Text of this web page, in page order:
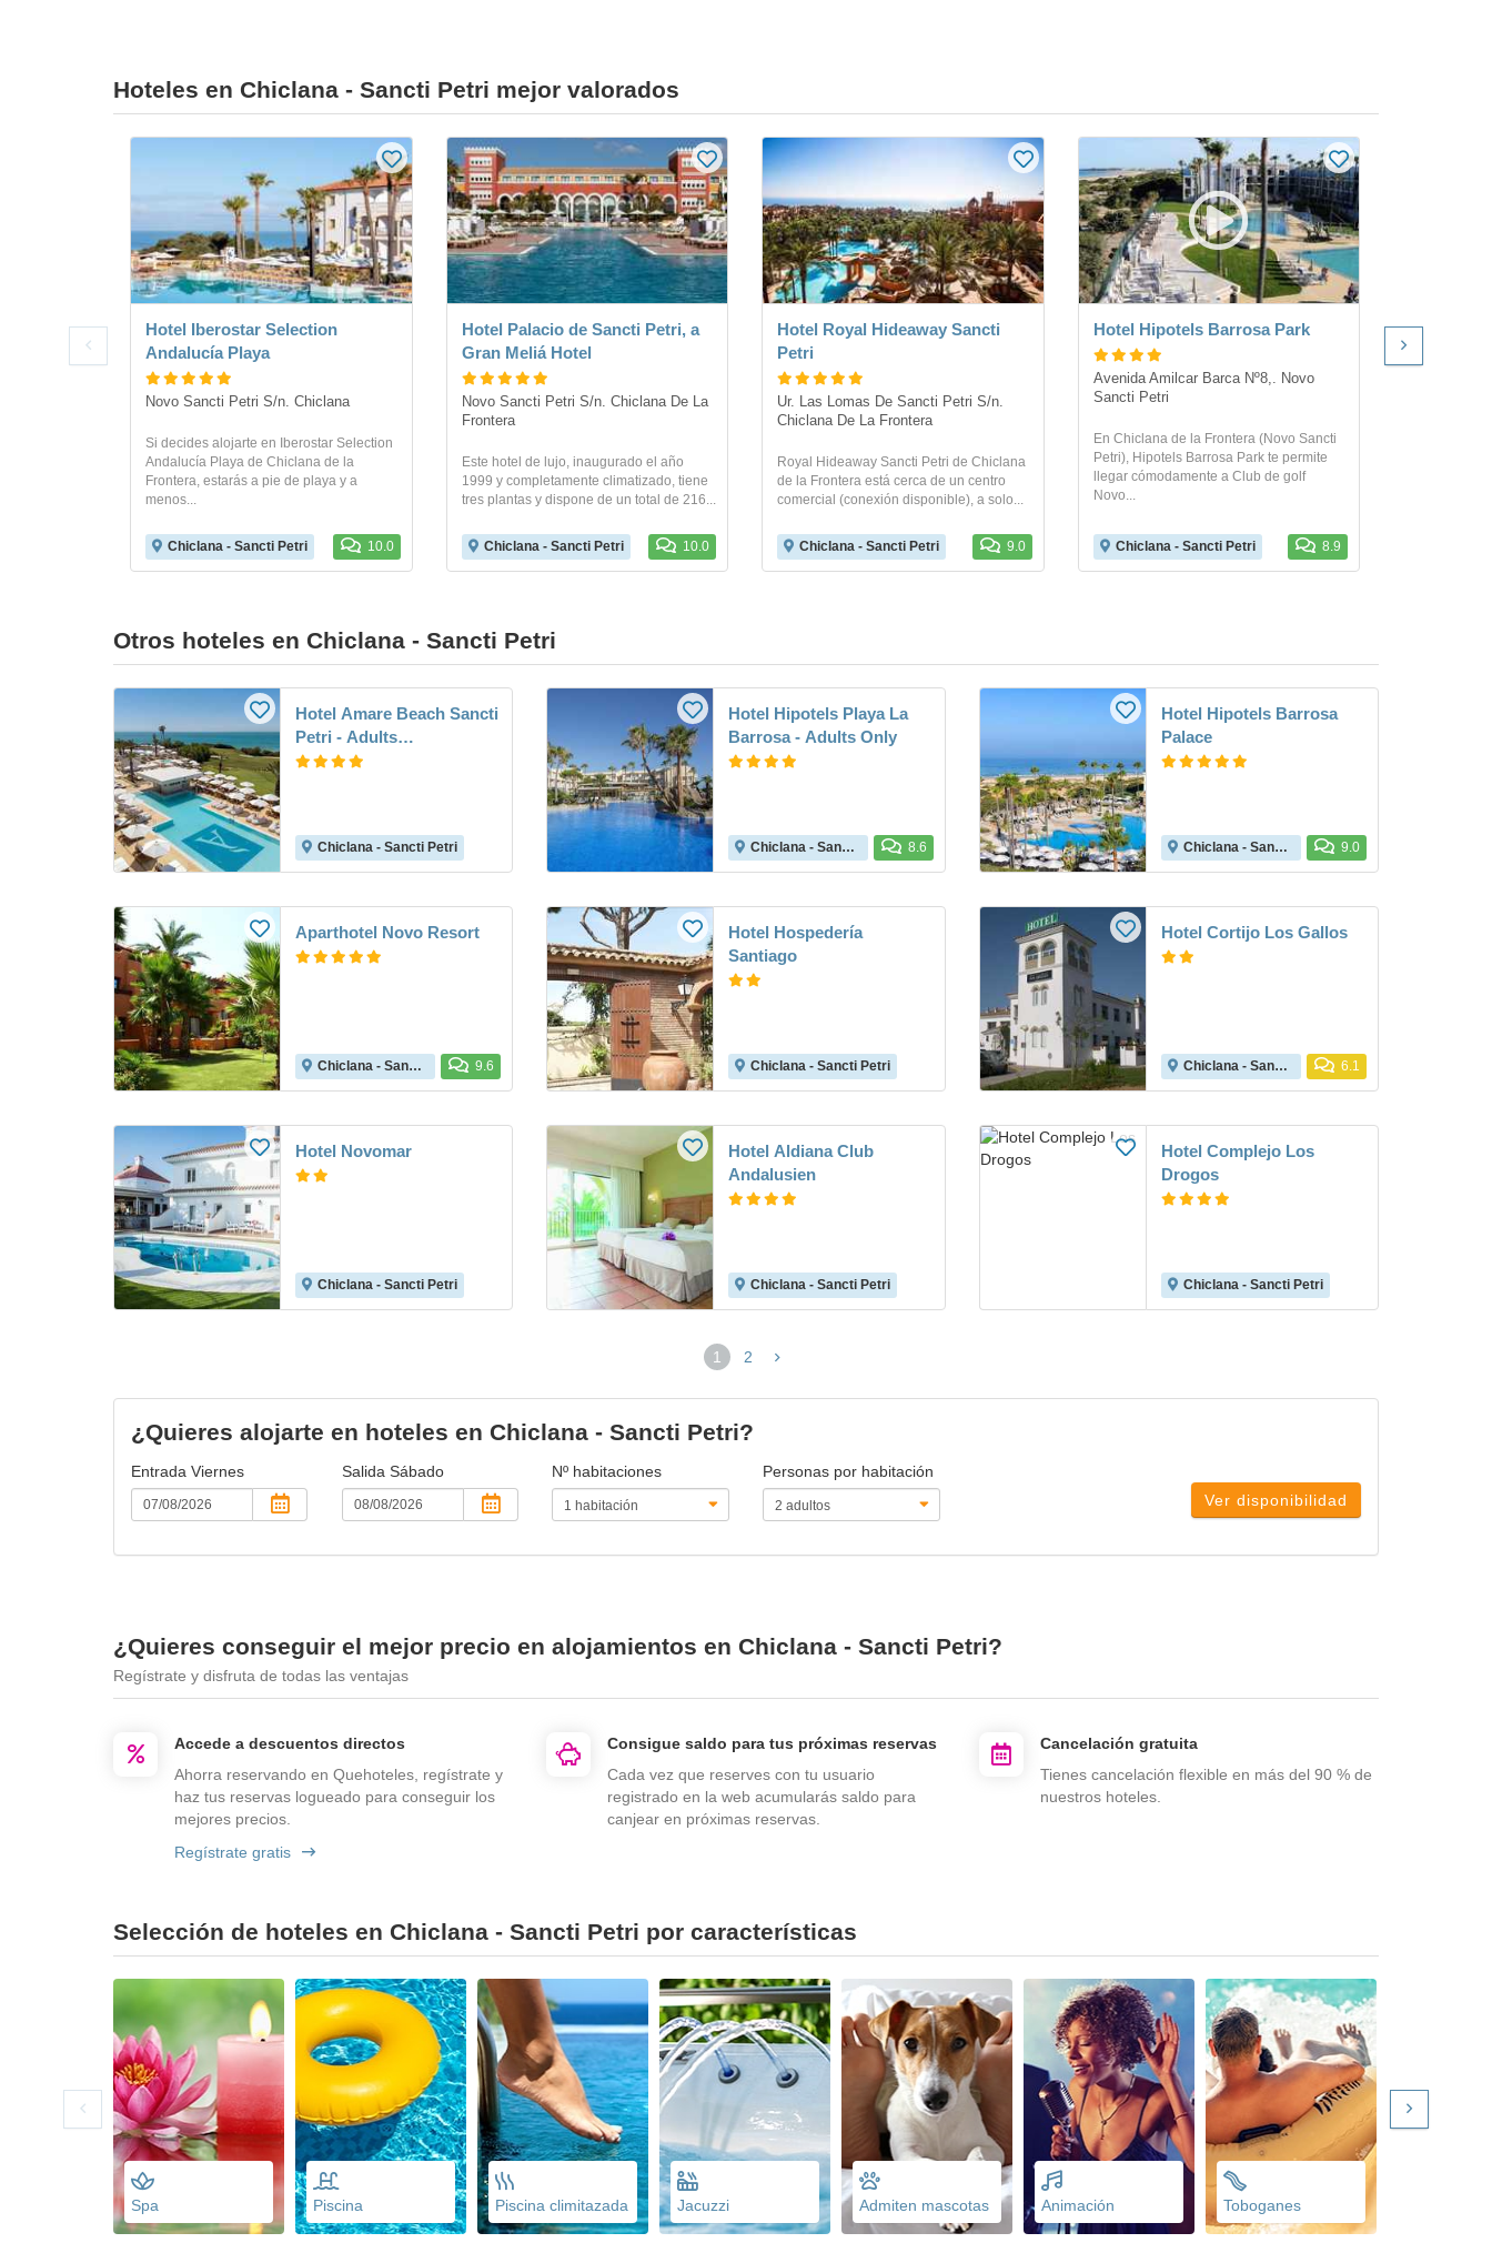
Hoteles en Chiclana - Sancti Petri mejor valorados
Hotel Iberostar Selection
Andalucía Playa
Novo Sancti Petri S/n. Chiclana
Si decides alojarte en Iberostar Selection
Andalucía Playa de Chiclana de la
Frontera, estarás a pie de playa y a
menos...
Chiclana - Sancti Petri 10.0
Hotel Palacio de Sancti Petri, a
Gran Meliá Hotel
Novo Sancti Petri S/n. Chiclana De La
Frontera
Este hotel de lujo, inaugurado el año
1999 y completamente climatizado, tiene
tres plantas y dispone de un total de 216...
Chiclana - Sancti Petri 10.0
Hotel Royal Hideaway Sancti
Petri
Ur. Las Lomas De Sancti Petri S/n.
Chiclana De La Frontera
Royal Hideaway Sancti Petri de Chiclana
de la Frontera está cerca de un centro
comercial (conexión disponible), a solo...
Chiclana - Sancti Petri 9.0
Hotel Hipotels Barrosa Park
Avenida Amilcar Barca Nº8,. Novo
Sancti Petri
En Chiclana de la Frontera (Novo Sancti
Petri), Hipotels Barrosa Park te permite
llegar cómodamente a Club de golf
Novo...
Chiclana - Sancti Petri 8.9
Hotel Sol
Otros hoteles en Chiclana - Sancti Petri
Hotel Amare Beach Sancti
Petri - Adults
Recommended
Chiclana - Sancti Petri
Hotel Hipotels Playa La
Barrosa - Adults Only
Chiclana - Sancti Petri 8.6
Hotel Hipotels Barrosa
Palace
Chiclana - Sancti Petri 9.0
Aparthotel Novo Resort
Chiclana - Sancti Petri 9.6
Hotel Hospedería
Santiago
Chiclana - Sancti Petri
Hotel Cortijo Los Gallos
Chiclana - Sancti Petri 6.1
Hotel Novomar
Chiclana - Sancti Petri
Hotel Aldiana Club
Andalusien
Chiclana - Sancti Petri
Hotel Complejo Los
Drogos
Chiclana - Sancti Petri
1
(página
2
¿Quieres alojarte en hoteles en Chiclana - Sancti Petri?
Entrada Viernes Salida Sábado Nº habitaciones
Personas por habitación
Ver disponibilidad
¿Quieres conseguir el mejor precio en alojamientos en Chiclana - Sancti Petri?
Regístrate y disfruta de todas las ventajas
Accede a descuentos directos
Ahorra reservando en Quehoteles, regístrate y
haz tus reservas logueado para conseguir los
mejores precios.
Regístrate gratis
Consigue saldo para tus próximas reservas
Cada vez que reserves con tu usuario
registrado en la web acumularás saldo para
canjear en próximas reservas.
Cancelación gratuita
Tienes cancelación flexible en más del 90 % de
nuestros hoteles.
Selección de hoteles en Chiclana - Sancti Petri por características
Spa Piscina Piscina climitazada Jacuzzi Admiten mascotas Animación Toboganes